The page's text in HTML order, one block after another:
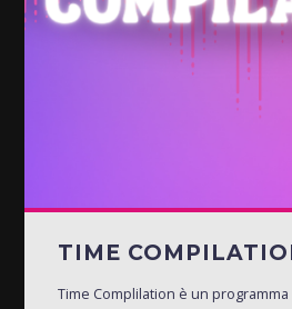
TIME
Time Complilation è un